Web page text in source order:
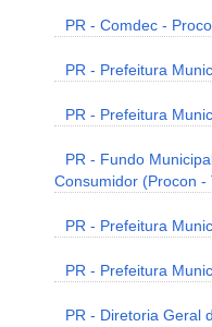
PR - Comdec -
PR - Prefeitura
PR - Prefeitura
PR - Fundo
Consumidor (Procon -
PR - Prefeitura
PR - Prefeitura
PR - Diretoria Geral